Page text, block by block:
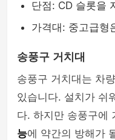
단점: CD 슬롯을
가격대: 중고급형
송풍구 거치대
송풍구 거치대는 차
있습니다. 설치가 쉬
다. 하지만 송풍구에
능에 약간의 방해가